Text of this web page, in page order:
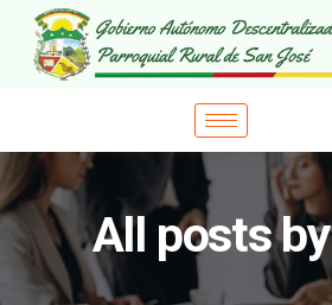
All posts by